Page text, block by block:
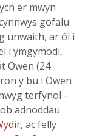
er mwyn
gofalu
unwaith, ar ôl i
i ymgymodi,
Owen (24
y bu i Owen
terfynol -
adnoddau
, ac felly